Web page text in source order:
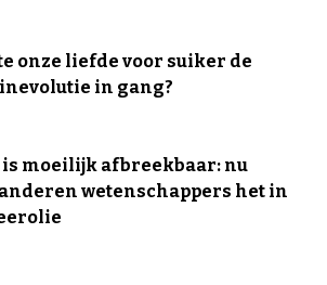
onze liefde voor suiker de
in gang?
is moeilijk afbreekbaar: nu
wetenschappers het in